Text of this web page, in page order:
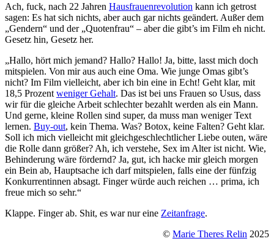
Ach, fuck, nach 22 Jahren Hausfrauenrevolution kann ich getrost
sagen: Es hat sich nichts, aber auch gar nichts geändert. Außer dem
„Gendern“ und der „Quotenfrau“ – aber die gibt’s im Film eh nicht.
Gesetz hin, Gesetz her.
„Hallo, hört mich jemand? Hallo? Hallo! Ja, bitte, lasst mich doch
mitspielen. Von mir aus auch eine Oma. Wie junge Omas gibt’s
nicht? Im Film vielleicht, aber ich bin eine in Echt! Geht klar, mit
18,5 Prozent weniger Gehalt. Das ist bei uns Frauen so Usus, dass
wir für die gleiche Arbeit schlechter bezahlt werden als ein Mann.
Und gerne, kleine Rollen sind super, da muss man weniger Text
lernen. Buy-out, kein Thema. Was? Botox, keine Falten? Geht klar.
Soll ich mich vielleicht mit gleichgeschlechtlicher Liebe outen, wäre
die Rolle dann größer? Ah, ich verstehe, Sex im Alter ist nicht. Wie,
Behinderung wäre fördernd? Ja, gut, ich hacke mir gleich morgen
ein Bein ab, Hauptsache ich darf mitspielen, falls eine der fünfzig
Konkurrentinnen absagt. Finger würde auch reichen … prima, ich
freue mich so sehr.“
Klappe. Finger ab. Shit, es war nur eine Zeitanfrage.
© Marie Theres Relin 2025